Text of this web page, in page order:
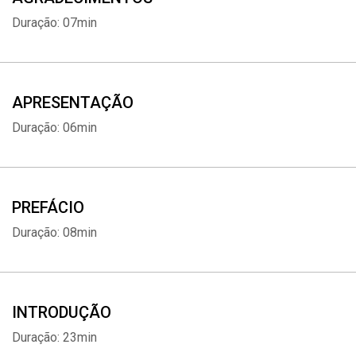
Duração: 07min
APRESENTAÇÃO
Duração: 06min
PREFÁCIO
Duração: 08min
INTRODUÇÃO
Duração: 23min